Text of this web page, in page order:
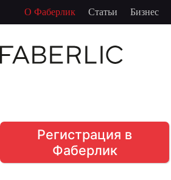
сути
О Фаберлик Статьи Бизнес
Регистрация в
Фаберлик